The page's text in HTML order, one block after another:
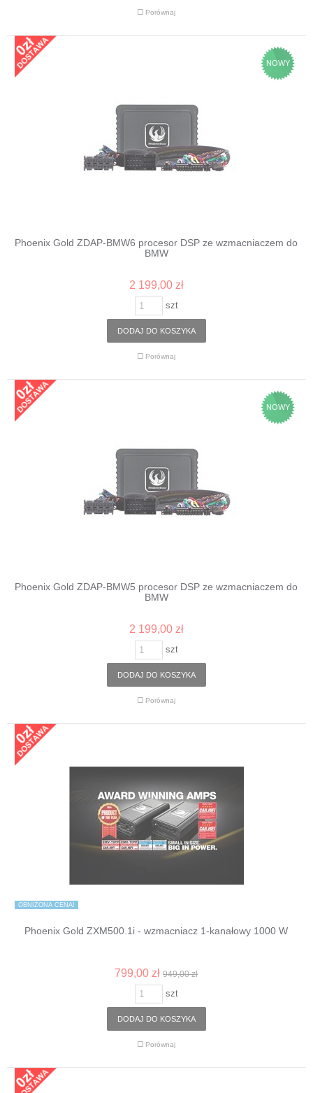
Porównaj
NOWY
Phoenix Gold ZDAP-BMW6 procesor DSP ze wzmacniaczem do
BMW
2 199,00 zł
szt
DODAJ DO KOSZYKA
Porównaj
NOWY
Phoenix Gold ZDAP-BMW5 procesor DSP ze wzmacniaczem do
BMW
2 199,00 zł
szt
DODAJ DO KOSZYKA
Porównaj
Phoenix Gold ZXM500.1i - wzmacniacz 1-kanałowy 1000 W
799,00 zł 949,00 zł
OBNIŻONA CENA!
szt
DODAJ DO KOSZYKA
Porównaj